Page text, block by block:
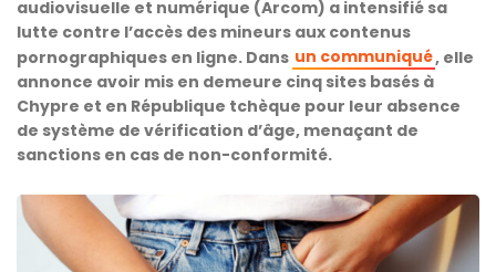
audiovisuelle et numérique (Arcom) a intensifié sa
lutte contre l’accès des mineurs aux contenus
pornographiques en ligne. Dans un communiqué, elle
annonce avoir mis en demeure cinq sites basés à
Chypre et en République tchèque pour leur absence
de système de vérification d’âge, menaçant de
sanctions en cas de non-conformité.